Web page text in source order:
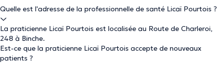
Quelle est l'adresse de la professionnelle de santé Licaï Pourtois ?
La praticienne Licaï Pourtois est localisée au Route de Charleroi,
248 à Binche.
Est-ce que la praticienne Licaï Pourtois accepte de nouveaux
patients ?